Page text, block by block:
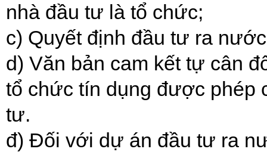
nhà đầu tư là tổ chức;
c) Quyết định đầu tư ra
d) Văn bản cam kết tự cân
tổ chức tín dụng được phép
tư.
đ) Đối với dự án đầu tư ra